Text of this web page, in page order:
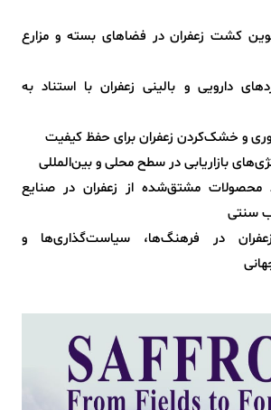
کشت زعفران در فضاهای بسته و مزارع
دارویی و بالینی زعفران با استناد به
و خشک‌کردن زعفران برای حفظ کیفیت
بازاریابی در سطح محلی و بین‌المللی
محصولات مشتق‌شده از زعفران در صنایع
سنتی
در فرهنگ‌ها، سیاست‌گذاری‌ها و